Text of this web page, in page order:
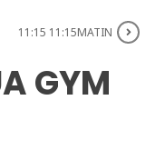
11:15 11:15MATIN
GYM